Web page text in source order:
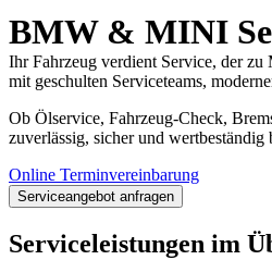
BMW & MINI
Ihr Fahrzeug verdient Service, der
mit geschulten Serviceteams,
Ob Ölservice, Fahrzeug-Check,
zuverlässig, sicher und wertbeständig
Online Terminvereinbarung
Serviceangebot anfragen
Serviceleistungen im